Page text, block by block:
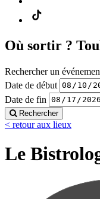
Où sortir ?
Rechercher un
Date de début
Date de fin
Rechercher
< retour aux lieux
Le